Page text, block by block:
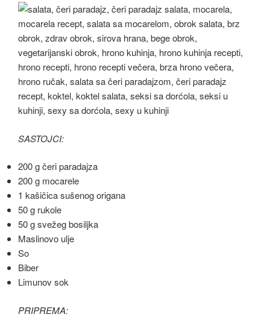
SASTOJCI:
200 g čeri paradajza
200 g mocarele
1 kašičica sušenog origana
50 g rukole
50 g svežeg bosiljka
Maslinovo ulje
So
Biber
Limunov sok
PRIPREMA: